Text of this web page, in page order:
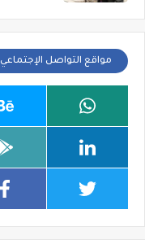
مواقع التواصل الإجتماعي